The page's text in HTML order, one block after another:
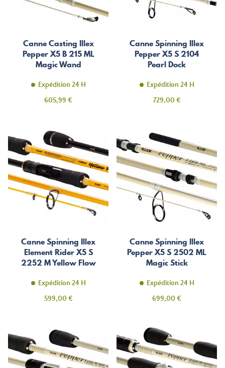
Canne Casting Illex
Pepper X5 B 215 ML
Magic Wand
Expédition 24 H
Prix
605,99 €
Canne Spinning Illex
Pepper X5 S 2104
Pearl Dock
Expédition 24 H
Prix
729,00 €
Canne Spinning Illex
Element Rider X5 S
2252 M Yellow Flow
Expédition 24 H
Prix
599,00 €
Canne Spinning Illex
Pepper X5 S 2502 ML
Magic Stick
Expédition 24 H
Prix
699,00 €